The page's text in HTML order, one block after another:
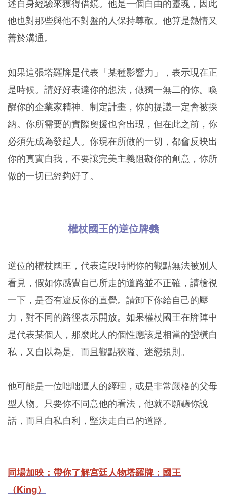
述自身經驗來獲得借鏡。他是一個自由的靈魂，因此
他也對那些與他不對盤的人保持尊敬。他算是熱情又
善於溝通。
如果這張塔羅牌是代表「某種影響力」，表示現在正
是時候。請好好表達你的想法，做獨一無二的你。喚
醒你的企業家精神、制定計畫，你的提議一定會被採
納。你所需要的實際奧援也會出現，但在此之前，你
必須先成為發起人。你現在所做的一切，都會反映出
你的真實自我，不要讓完美主義阻礙你的創意，你所
做的一切已經夠好了。
權杖國王的逆位牌義
逆位的權杖國王，代表這段時間你的觀點無法被別人
看見，假如你感覺自己所走的道路並不正確，請檢視
一下，是否有違反你的直覺。請卸下你給自己的壓
力，對不同的路徑表示開放。如果權杖國王在牌陣中
是代表某個人，那麼此人的個性應該是相當的蠻橫自
私，又自以為是。而且觀點狹隘、迷戀規則。
他可能是一位咄咄逼人的經理，或是非常嚴格的父母
型人物。只要你不同意他的看法，他就不願聽你說
話，而且自私自利，堅決走自己的道路。
同場加映：帶你了解宮廷人物塔羅牌：國王
（King）